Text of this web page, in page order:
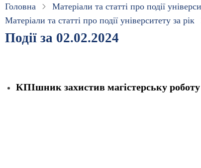
Головна Матеріали та статті про події
Матеріали та статті про події університету за рік
Події за 02.02.2024
КПІшник захистив магістерську